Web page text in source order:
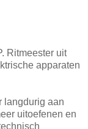
Ritmeester uit
apparaten
langdurig aan
uitoefenen en